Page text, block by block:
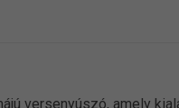
versenyúszó, amely